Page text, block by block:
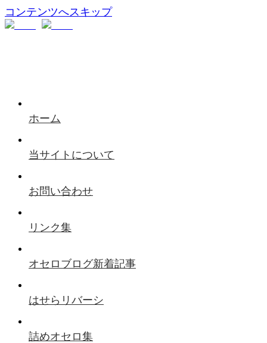
コンテンツへスキップ
ホーム
当サイトについて
お問い合わせ
リンク集
オセロブログ新着記事
はせらリバーシ
詰めオセロ集